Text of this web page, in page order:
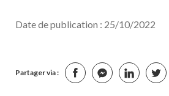
Date de publication : 25/10/2022
Partager via :